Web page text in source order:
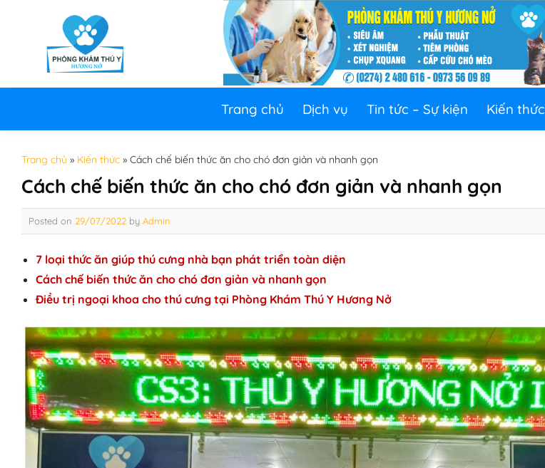
Trang chủ Dịch vụ Tin tức – Sự kiện Kiến thức
Trang chủ » Kiến thức » Cách chế biến thức ăn cho chó đơn giản và nhanh gọn
Cách chế biến thức ăn cho chó đơn giản và nhanh gọn
Posted on 29/07/2022 by Admin
7 loại thức ăn giúp thú cưng nhà bạn phát triển toàn diện
Cách chế biến thức ăn cho chó đơn giản và nhanh gọn
Điều trị ngoại khoa cho thú cưng tại Phòng Khám Thú Y Hương Nở